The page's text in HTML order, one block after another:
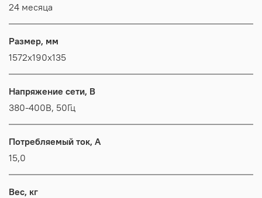
24 месяца
Размер, мм
1572x190x135
Напряжение сети, В
380-400В, 50Гц
Потребляемый ток, А
15,0
Вес, кг